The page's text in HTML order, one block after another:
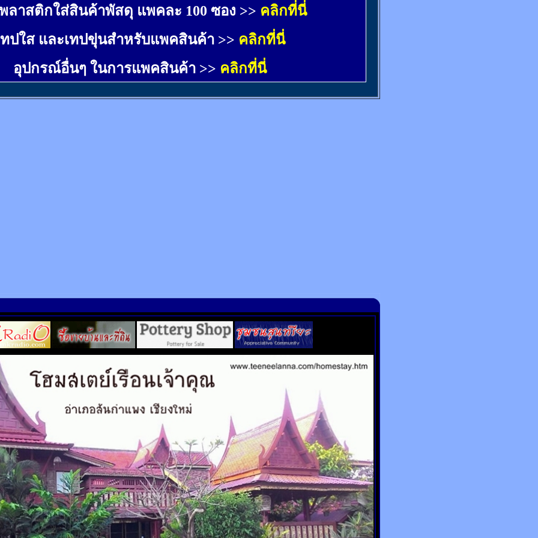
ลาสติกใส่สินค้าพัสดุ แพคละ 100 ซอง >> คลิกที่นี่
ทปใส และเทปขุ่นสำหรับแพคสินค้า >> คลิกที่นี่
อุปกรณ์อื่นๆ ในการแพคสินค้า >> คลิกที่นี่